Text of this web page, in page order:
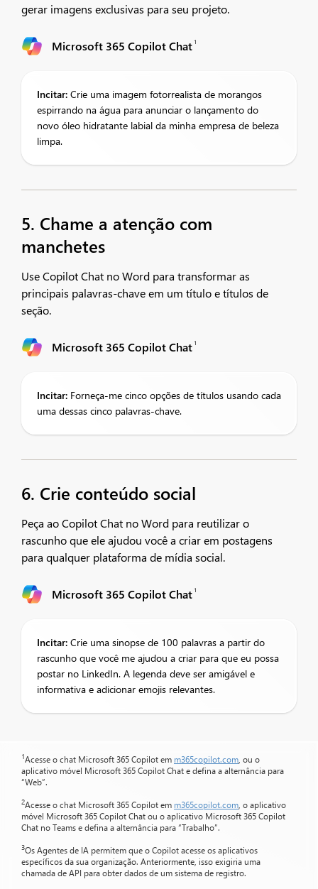
gerar imagens exclusivas para seu projeto.
Microsoft 365 Copilot Chat 1
Incitar: Crie uma imagem fotorrealista de morangos
espirrando na água para anunciar o lançamento do
novo óleo hidratante labial da minha empresa de beleza
limpa.
5. Chame a atenção com
manchetes
Use Copilot Chat no Word para transformar as
principais palavras-chave em um título e títulos de
seção.
Microsoft 365 Copilot Chat 1
Incitar: Forneça-me cinco opções de títulos usando cada
uma dessas cinco palavras-chave.
6. Crie conteúdo social
Peça ao Copilot Chat no Word para reutilizar o
rascunho que ele ajudou você a criar em postagens
para qualquer plataforma de mídia social.
Microsoft 365 Copilot Chat 1
Incitar: Crie uma sinopse de 100 palavras a partir do
rascunho que você me ajudou a criar para que eu possa
postar no LinkedIn. A legenda deve ser amigável e
informativa e adicionar emojis relevantes.
1Acesse o chat Microsoft 365 Copilot em m365copilot.com , ou o
aplicativo móvel Microsoft 365 Copilot Chat e defina a alternância para
“Web”.
2Acesse o chat Microsoft 365 Copilot em m365copilot.com , o aplicativo
móvel Microsoft 365 Copilot Chat ou o aplicativo Microsoft 365 Copilot
Chat no Teams e defina a alternância para “Trabalho”.
3Os Agentes de IA permitem que o Copilot acesse os aplicativos
específicos da sua organização. Anteriormente, isso exigiria uma
chamada de API para obter dados de um sistema de registro.